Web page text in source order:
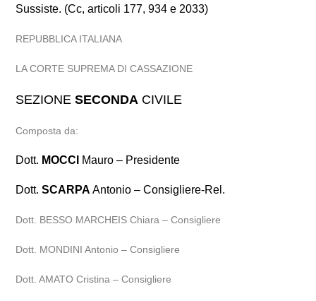
Sussiste. (Cc, articoli 177, 934 e 2033)
REPUBBLICA ITALIANA
LA CORTE SUPREMA DI CASSAZIONE
SEZIONESECONDA CIVILE
Composta da:
Dott. MOCCI Mauro – Presidente
Dott.SCARPA Antonio – Consigliere-Rel.
Dott. BESSO MARCHEIS Chiara – Consigliere
Dott. MONDINI Antonio – Consigliere
Dott. AMATO Cristina – Consigliere